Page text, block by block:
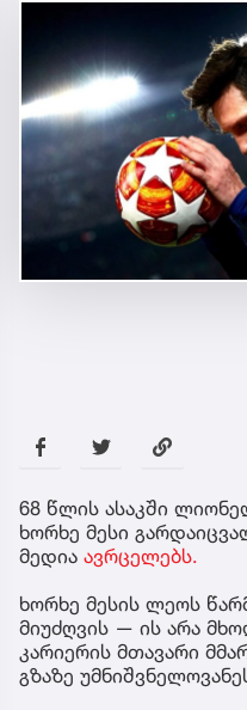
68 წლის ასაკში
ხორხე მესი
მედია ავრცელებს.
ხორხე მესის ლეოს
მიუძღვის — ის არა
კარიერის მთავარი
გზაზე